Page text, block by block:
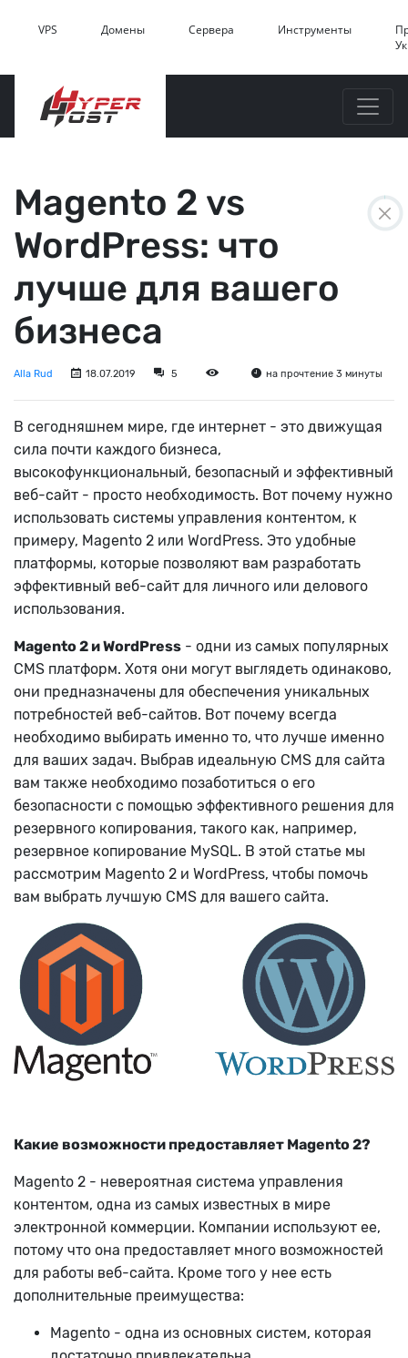
VPS Домены Сервера Инструменты
Magento 2 vs
WordPress: что
лучше для вашего
бизнеса
Alla Rud 18.07.2019 5 на прочтение 3 минуты
В сегодняшнем мире, где интернет - это движущая
сила почти каждого бизнеса,
высокофункциональный, безопасный и эффективный
веб-сайт - просто необходимость. Вот почему нужно
использовать системы управления контентом, к
примеру, Magento 2 или WordPress. Это удобные
платформы, которые позволяют вам разработать
эффективный веб-сайт для личного или делового
использования.
Magento 2 и WordPress - одни из самых популярных
CMS платформ. Хотя они могут выглядеть одинаково,
они предназначены для обеспечения уникальных
потребностей веб-сайтов. Вот почему всегда
необходимо выбирать именно то, что лучше именно
для ваших задач. Выбрав идеальную CMS для сайта
вам также необходимо позаботиться о его
безопасности с помощью эффективного решения для
резервного копирования, такого как, например,
резервное копирование MySQL. В этой статье мы
рассмотрим Magento 2 и WordPress, чтобы помочь
вам выбрать лучшую CMS для вашего сайта.
Какие возможности предоставляет Magento 2?
Magento 2 - невероятная система управления
контентом, одна из самых известных в мире
электронной коммерции. Компании используют ее,
потому что она предоставляет много возможностей
для работы веб-сайта. Кроме того у нее есть
дополнительные преимущества:
Magento - одна из основных систем, которая